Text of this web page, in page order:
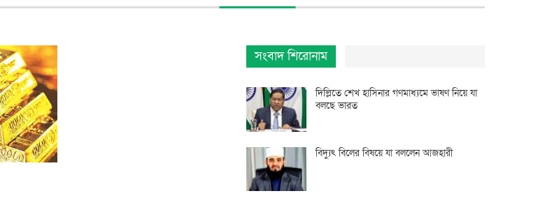
সংবাদ শিরোনাম
দিল্লিতে শেখ হাসিনার গণমাধ্যমে ভাষণ নিয়ে যা
বলছে ভারত
বিদ্যুৎ বিলের বিষয়ে যা বললেন আজহারী